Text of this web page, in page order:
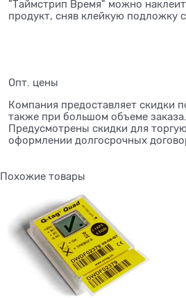
"Таймстрип Время" можно
продукт, сняв клейкую подложку
Опт. цены
Компания предоставляет скидки
также при большом объеме заказа.
Предусмотрены скидки для
оформлении долгосрочных
Похожие товары